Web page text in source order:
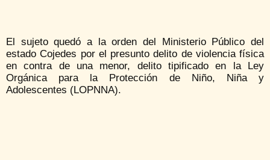
El sujeto quedó a la orden del Ministerio Público del
estado Cojedes por el presunto delito de violencia física
en contra de una menor, delito tipificado en la Ley
Orgánica para la Protección de Niño, Niña y
Adolescentes (LOPNNA).